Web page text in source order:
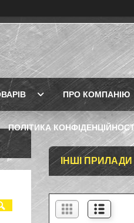
ПРО КОМПАНІЮ
ПОЛІТИКА
ІНШІ ПРИЛАДИ